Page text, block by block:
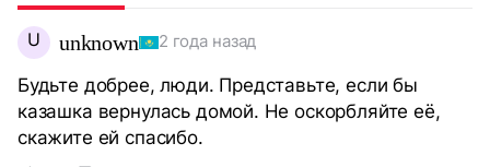
U unknown 2 года назад
Будьте добрее, люди. Представьте, если бы
казашка вернулась домой. Не оскорбляйте её,
скажите ей спасибо.